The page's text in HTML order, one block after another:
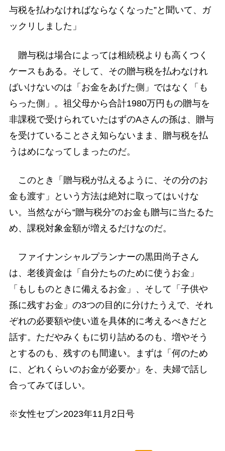
与税を払わなければならなくなった”と聞いて、ガ
ックリしました」
贈与税は場合によっては相続税よりも高くつく
ケースもある。そして、その贈与税を払わなけれ
ばいけないのは「お金をあげた側」ではなく「も
らった側」。祖父母から合計1980万円もの贈与を
非課税で受けられていたはずのAさんの孫は、贈与
を受けていることさえ知らないまま、贈与税を払
うはめになってしまったのだ。
このとき「贈与税が払えるように、その分のお
金も渡す」という方法は絶対に取ってはいけな
い。当然ながら“贈与税分”のお金も贈与に当たるた
め、課税対象金額が増えるだけなのだ。
ファイナンシャルプランナーの黒田尚子さん
は、老後資金は「自分たちのために使うお金」
「もしものときに備えるお金」、そして「子供や
孫に残すお金」の3つの目的に分けたうえで、それ
ぞれの必要額や使い道を具体的に考えるべきだと
話す。ただやみくもに切り詰めるのも、増やそう
とするのも、残すのも間違い。まずは「何のため
に、どれくらいのお金が必要か」を、夫婦で話し
合ってみてほしい。
※女性セブン2023年11月2日号